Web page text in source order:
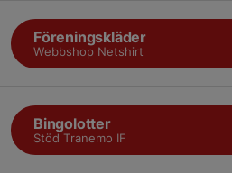
Föreningskläder
Webbshop Netshirt
Bingolotter
Stöd Tranemo IF